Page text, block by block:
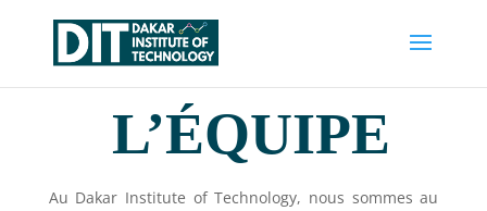
L’ÉQUIPE
Au Dakar Institute of Technology, nous sommes au